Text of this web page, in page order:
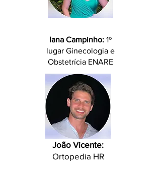
Iana Campinho: 1º
lugar Ginecologia e
Obstetrícia ENARE
João Vicente:
Ortopedia HR